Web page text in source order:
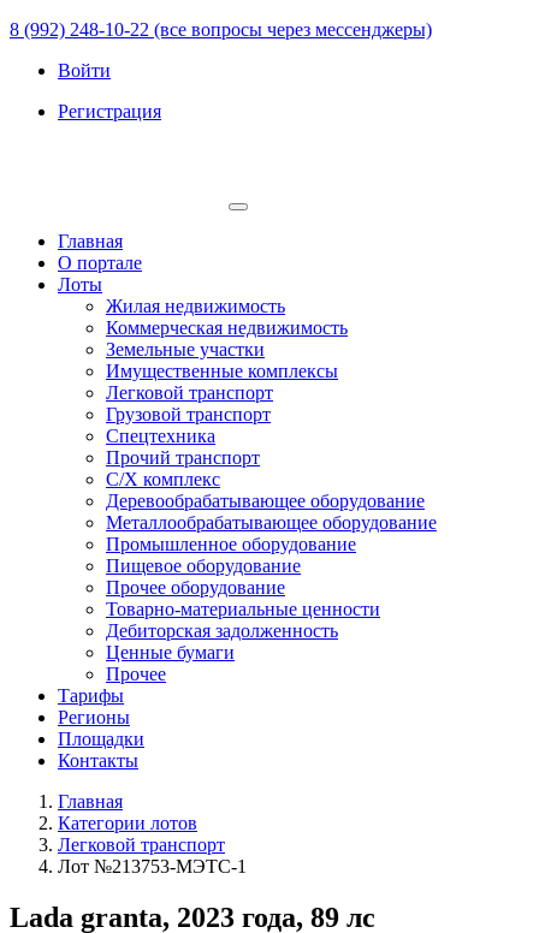
8 (992) 248-10-22 (все вопросы через мессенджеры)
Войти
Регистрация
Главная
О портале
Лоты
Жилая недвижимость
Коммерческая недвижимость
Земельные участки
Имущественные комплексы
Легковой транспорт
Грузовой транспорт
Спецтехника
Прочий транспорт
С/Х комплекс
Деревообрабатывающее оборудование
Металлообрабатывающее оборудование
Промышленное оборудование
Пищевое оборудование
Прочее оборудование
Товарно-материальные ценности
Дебиторская задолженность
Ценные бумаги
Прочее
Тарифы
Регионы
Площадки
Контакты
Главная
Категории лотов
Легковой транспорт
Лот №213753-МЭТС-1
Lada granta, 2023 года, 89 лс